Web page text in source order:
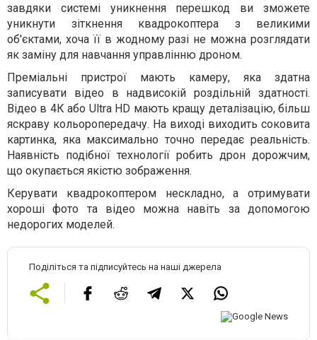
завдяки системі уникнення перешкод ви зможете
уникнути зіткнення квадрокоптера з великими
об'єктами, хоча її в жодному разі не можна розглядати
як заміну для навчання управлінню дроном.
Преміальні пристрої мають камеру, яка здатна
записувати відео в надвисокій роздільній здатності.
Відео в 4К або Ultra HD мають кращу деталізацію, більш
яскраву кольоропередачу. На виході виходить соковита
картинка, яка максимально точно передає реальність.
Наявність подібної технології робить дрон дорожчим,
що окупається якістю зображення.
Керувати квадрокоптером нескладно, а отримувати
хороші фото та відео можна навіть за допомогою
недорогих моделей.
Поділіться та підписуйтесь на наші джерела